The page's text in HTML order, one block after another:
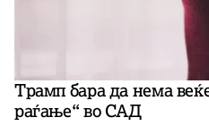
Трамп бара да нема
раѓање“ во САД